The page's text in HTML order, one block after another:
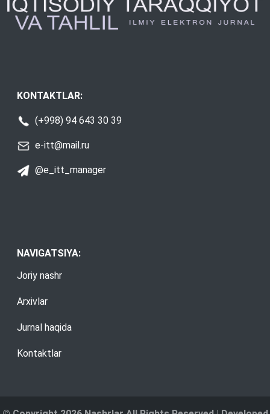
KONTAKTLAR:
(+998) 94 643 30 39
e-itt@mail.ru
@e_itt_manager
NAVIGATSIYA:
Joriy nashr
Arxivlar
Jurnal haqida
Kontaktlar